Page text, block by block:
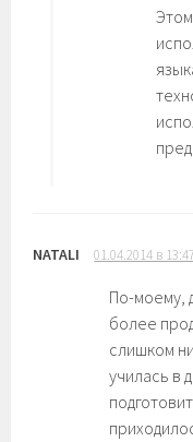
NATALI 01.04.2014 в 13:47
По-моему,
более
слишком
училась в